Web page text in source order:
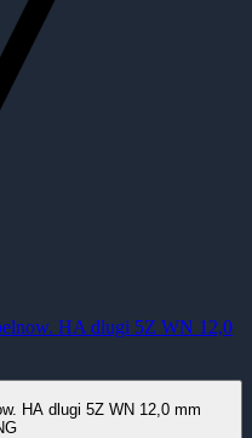
HA dlugi 5Z WN 12,0
HA dlugi 5Z WN 12,0 mm